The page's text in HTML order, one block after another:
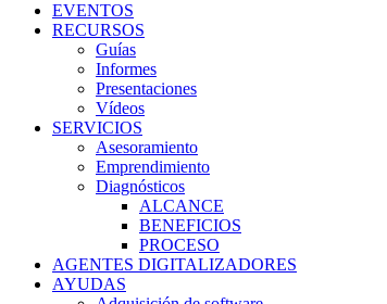
EVENTOS
RECURSOS
Guías
Informes
Presentaciones
Vídeos
SERVICIOS
Asesoramiento
Emprendimiento
Diagnósticos
ALCANCE
BENEFICIOS
PROCESO
AGENTES DIGITALIZADORES
AYUDAS